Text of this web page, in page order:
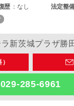
歴 なし 法定整
新茨城プラザ勝
029-285-6961